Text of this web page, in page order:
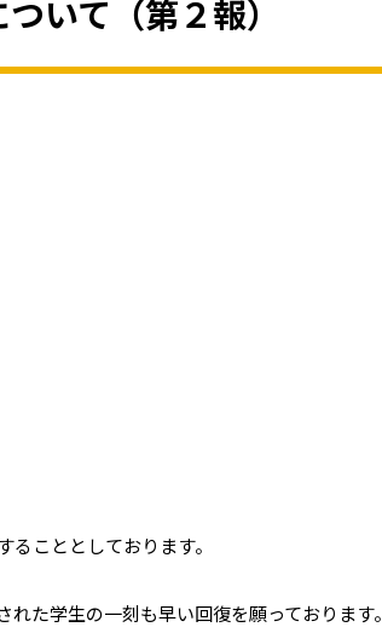
いて（第２報）
こととしております。
た学生の一刻も早い回復を願っております。